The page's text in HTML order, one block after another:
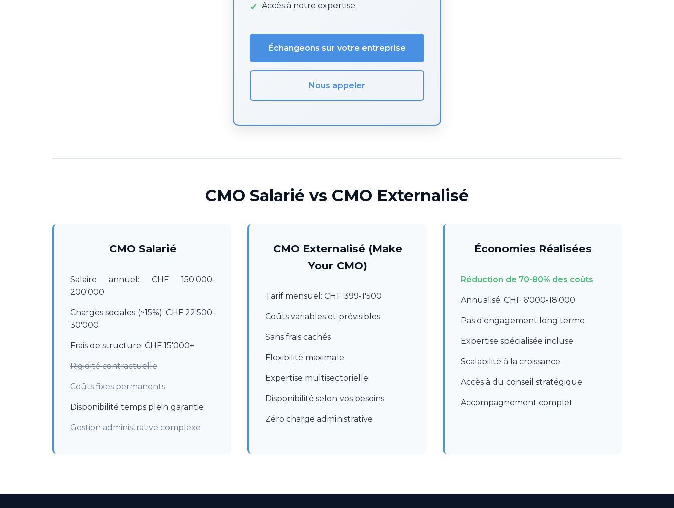
Accès à notre expertise
Échangeons sur votre entreprise
Nous appeler
CMO Salarié vs CMO Externalisé
CMO Salarié
Salaire annuel: CHF 150'000-
200'000
Charges sociales (~15%): CHF 22'500-
30'000
Frais de structure: CHF 15'000+
Rigidité contractuelle
Coûts fixes permanents
Disponibilité temps plein garantie
Gestion administrative complexe
CMO Externalisé (Make
Your CMO)
Tarif mensuel: CHF 399-1'500
Coûts variables et prévisibles
Sans frais cachés
Flexibilité maximale
Expertise multisectorielle
Disponibilité selon vos besoins
Zéro charge administrative
Économies Réalisées
Réduction de 70-80% des coûts
Annualisé: CHF 6'000-18'000
Pas d'engagement long terme
Expertise spécialisée incluse
Scalabilité à la croissance
Accès à du conseil stratégique
Accompagnement complet